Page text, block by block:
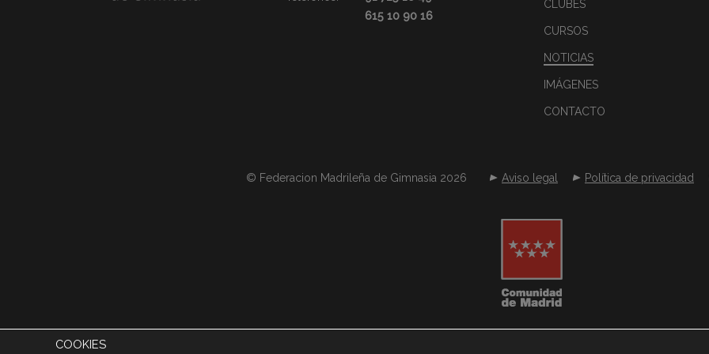
615 10 90 16
CLUBES
CURSOS
NOTICIAS
IMÁGENES
CONTACTO
© Federacion Madrileña de Gimnasia 2026 Aviso legal Política de privacidad
COOKIES